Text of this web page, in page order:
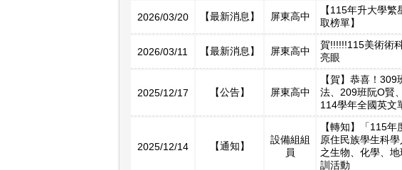
2026/03/20 【最新消息】 屏東高中
【115年升大學
取榜單】
2026/03/11 【最新消息】 屏東高中
賀!!!!!!115美術術
亮眼
2025/12/17 【公告】 屏東高中
【賀】恭喜！
法、209班阮O賢
114學年全國英文
2025/12/14 【通知】
設備組組
員
【轉知】「115
原住民族學生科學
之生物、化學、
訓活動